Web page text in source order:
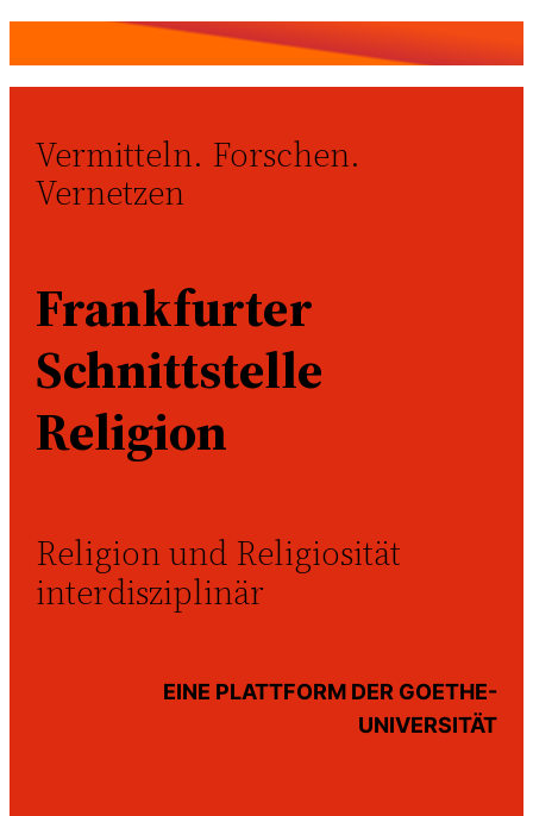
Vermitteln. Forschen.
Vernetzen
Frankfurter
Schnittstelle
Religion
Religion und Religiosität
interdisziplinär
EINE PLATTFORM DER GOETHE-
UNIVERSITÄT